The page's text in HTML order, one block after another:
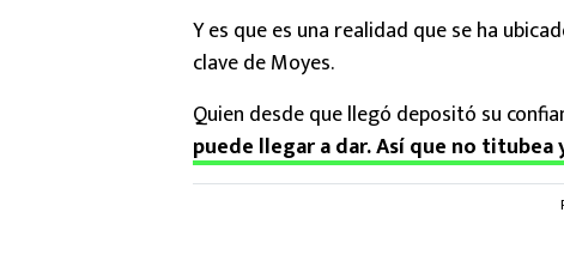
Y es que es una realidad que se ha
clave de Moyes.
Quien desde que llegó depositó su
puede llegar a dar. Así que no titubea